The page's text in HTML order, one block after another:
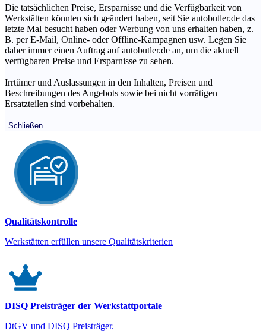
Die tatsächlichen Preise, Ersparnisse und die Verfügbarkeit von
Werkstätten könnten sich geändert haben, seit Sie autobutler.de das
letzte Mal besucht haben oder Werbung von uns erhalten haben, z.
B. per E-Mail, Online- oder Offline-Kampagnen usw. Legen Sie
daher immer einen Auftrag auf autobutler.de an, um die aktuell
verfügbaren Preise und Ersparnisse zu sehen.
Irrtümer und Auslassungen in den Inhalten, Preisen und
Beschreibungen des Angebots sowie bei nicht vorrätigen
Ersatzteilen sind vorbehalten.
Schließen
Qualitätskontrolle
Werkstätten erfüllen unsere Qualitätskriterien
DISQ Preisträger der Werkstattportale
DtGV und DISQ Preisträger.